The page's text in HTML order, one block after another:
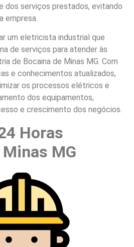
dos serviços prestados, evitando
empresa.
um eletricista industrial que
de serviços para atender às
de Bocaina de Minas MG. Com
e conhecimentos atualizados,
os processos elétricos e
dos equipamentos,
e crescimento dos negócios.
Horas
MG